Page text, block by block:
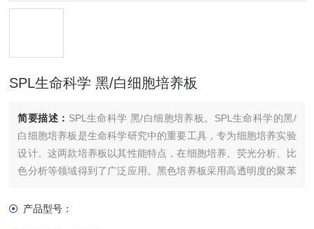
SPL生命科学 黑/白细胞培养板
简要描述： SPL生命科学 黑/白细胞培养板。SPL生命科学的黑/
白细胞培养板是生命科学研究中的重要工具，专为细胞培养实验
设计。这两款培养板以其性能特点，在细胞培养、荧光分析、比
色分析等领域得到了广泛应用。黑色培养板采用高透明度的聚苯
地减少光散射和串扰，提高检测灵敏度。与黑色培养板相反，白
产品型号：